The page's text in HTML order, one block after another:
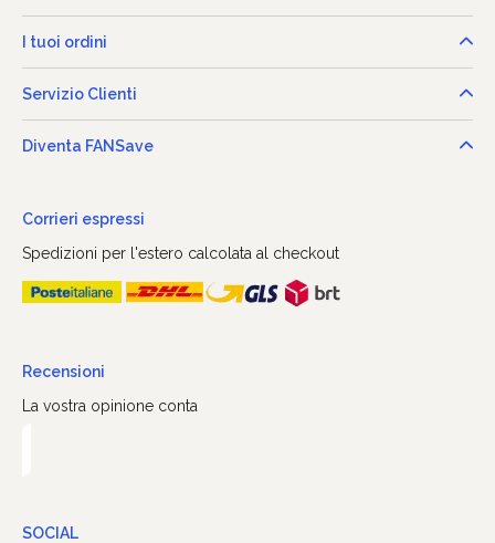
I tuoi ordini
Servizio Clienti
Diventa FANSave
Corrieri espressi
Spedizioni per l'estero calcolata al checkout
Recensioni
La vostra opinione conta
SOCIAL